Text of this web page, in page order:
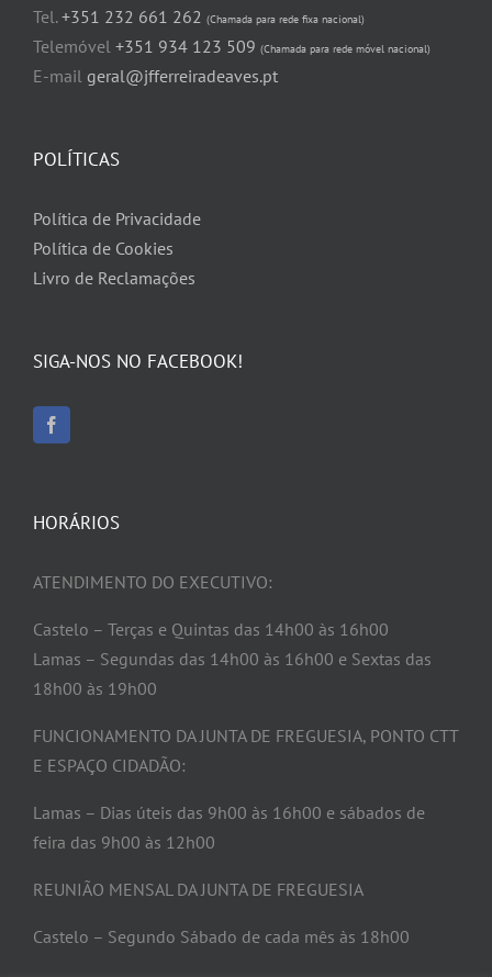
Tel.+351 232 661 262 (Chamada para rede fixa nacional)
Telemóvel +351 934 123 509 (Chamada para rede móvel nacional)
E-mail geral@jfferreiradeaves.pt
POLÍTICAS
Política de Privacidade
Política de Cookies
Livro de Reclamações
SIGA-NOS NO FACEBOOK!
HORÁRIOS
ATENDIMENTO DO EXECUTIVO:
Castelo – Terças e Quintas das 14h00 às 16h00
Lamas – Segundas das 14h00 às 16h00 e Sextas das
18h00 às 19h00
FUNCIONAMENTO DA JUNTA DE FREGUESIA, PONTO CTT
E ESPAÇO CIDADÃO:
Lamas – Dias úteis das 9h00 às 16h00 e sábados de
feira das 9h00 às 12h00
REUNIÃO MENSAL DA JUNTA DE FREGUESIA
Castelo – Segundo Sábado de cada mês às 18h00